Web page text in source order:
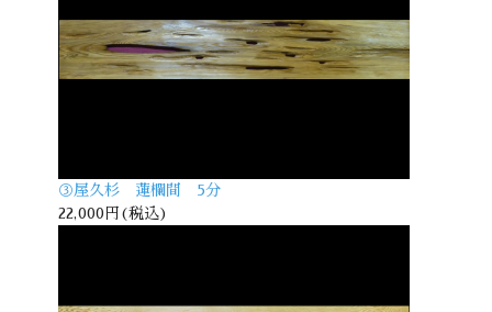
③屋久杉 蓮欄間 5分
22,000円(税込)